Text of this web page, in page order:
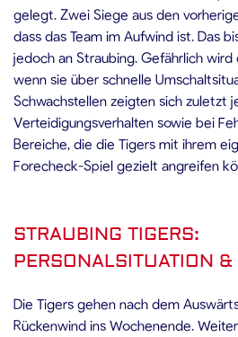
gelegt. Zwei Siege aus den
dass das Team im Aufwind ist. Das
jedoch an Straubing. Gefährlich wird
wenn sie über schnelle
Schwachstellen zeigten sich zuletzt
Verteidigungsverhalten sowie bei
Bereiche, die die Tigers mit ihrem
Forecheck-Spiel gezielt angreifen
STRAUBING TIGERS:
PERSONALSITUATION
Die Tigers gehen nach dem
Rückenwind ins Wochenende.